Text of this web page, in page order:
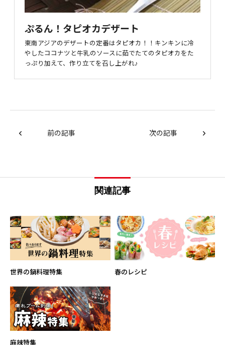
ぷるん！タピオカデザート
東南アジアのデザートの定番はタピオカ！！キンキンに冷
やしたココナツと牛乳のソースに茹でたてのタピオカをた
っぷり加えて、作り立てを召し上がれ♪
前の記事 次の記事
関連記事
世界の鍋料理特集 春のレシピ
麻辣特集